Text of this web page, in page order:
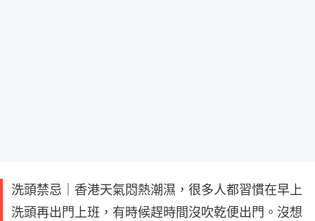
洗頭禁忌｜香港天氣悶熱潮濕，很多人都習慣在早上
洗頭再出門上班，有時候趕時間沒吹乾便出門。沒想